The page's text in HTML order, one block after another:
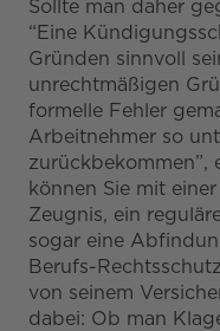
Sollte man daher
“Eine
Gründen sinnvoll
unrechtmäßigen
formelle Fehler
Arbeitnehmer so
zurückbekommen”,
können Sie mit
Zeugnis, ein
sogar eine
Berufs-
von seinem
dabei: Ob man